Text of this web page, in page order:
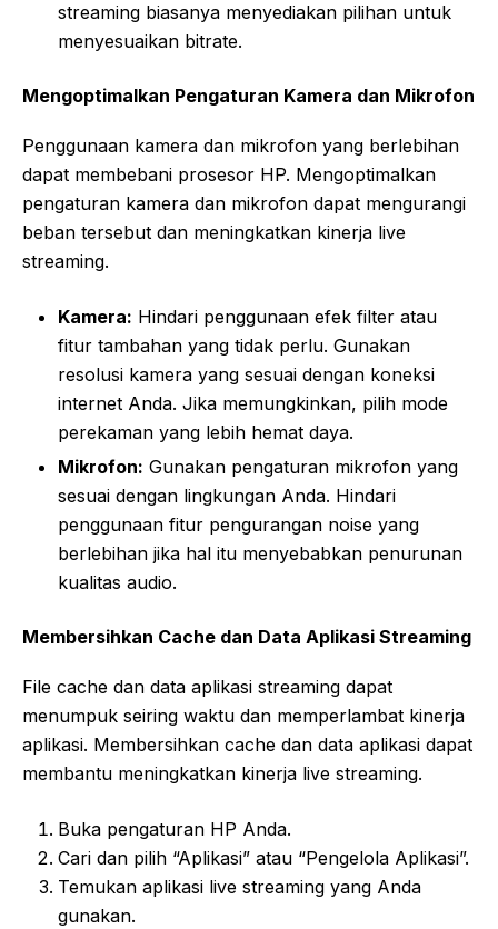
streaming biasanya menyediakan pilihan untuk
menyesuaikan bitrate.
Mengoptimalkan Pengaturan Kamera dan Mikrofon
Penggunaan kamera dan mikrofon yang berlebihan
dapat membebani prosesor HP. Mengoptimalkan
pengaturan kamera dan mikrofon dapat mengurangi
beban tersebut dan meningkatkan kinerja live
streaming.
Kamera: Hindari penggunaan efek filter atau
fitur tambahan yang tidak perlu. Gunakan
resolusi kamera yang sesuai dengan koneksi
internet Anda. Jika memungkinkan, pilih mode
perekaman yang lebih hemat daya.
Mikrofon: Gunakan pengaturan mikrofon yang
sesuai dengan lingkungan Anda. Hindari
penggunaan fitur pengurangan noise yang
berlebihan jika hal itu menyebabkan penurunan
kualitas audio.
Membersihkan Cache dan Data Aplikasi Streaming
File cache dan data aplikasi streaming dapat
menumpuk seiring waktu dan memperlambat kinerja
aplikasi. Membersihkan cache dan data aplikasi dapat
membantu meningkatkan kinerja live streaming.
Buka pengaturan HP Anda.
Cari dan pilih “Aplikasi” atau “Pengelola Aplikasi”.
Temukan aplikasi live streaming yang Anda
gunakan.